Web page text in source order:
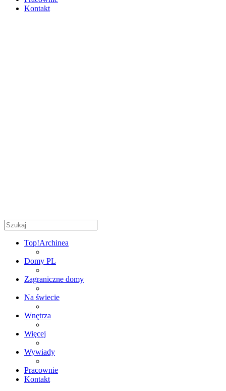
Kontakt
Top!Archinea
Domy PL
Zagraniczne domy
Na świecie
Wnętrza
Więcej
Wywiady
Pracownie
Kontakt